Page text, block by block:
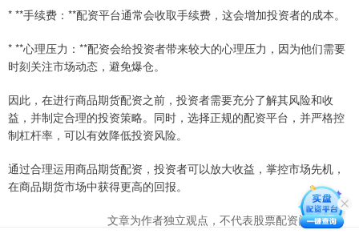
* **手续费：**配资平台通常会收取手续费，这会增加投资者的成本。
* **心理压力：**配资会给投资者带来较大的心理压力，因为他们需要
时刻关注市场动态，避免爆仓。
因此，在进行商品期货配资之前，投资者需要充分了解其风险和收
益，并制定合理的投资策略。同时，选择正规的配资平台，并严格控
制杠杆率，可以有效降低投资风险。
通过合理运用商品期货配资，投资者可以放大收益，掌控市场先机，
在商品期货市场中获得更高的回报。
文章为作者独立观点，不代表股票配资门户观点